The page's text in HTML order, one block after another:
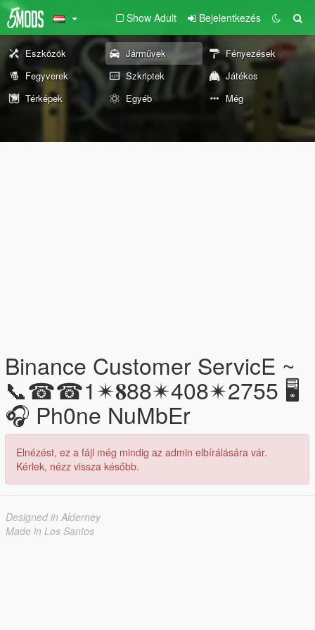
Show Adult Bejelentkezés
Eszközök Járművek
Fényezések
Fegyverek
Szkriptek
Játékos
Térképek
Egyéb Még
Binance Customer ServicE ~
📞☎☎1✴𝟖88✴408✴2755 🖥
🎧 Ph0ne NuMbEr
Elnézést, ez a fájl még mindig az admin elbírálására vár.
Kérlek, nézz vissza később.
Designed in Alderney
Made in Los Santos